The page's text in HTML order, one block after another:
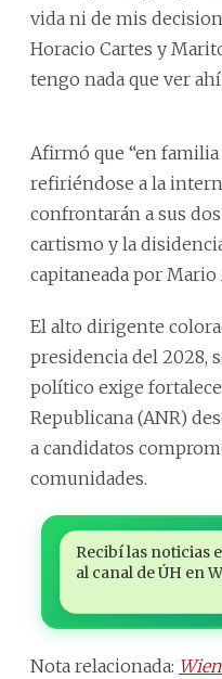
vida ni de mis
Horacio Cartes y
tengo nada que ver
Afirmó que “en
refiriéndose a la
confrontarán a sus
cartismo y la
capitaneada por
El alto dirigente
presidencia del 2028,
político exige
Republicana (ANR)
a candidatos
comunidades.
Recibí las noticias
al canal de ÚH en
Nota relacionada: